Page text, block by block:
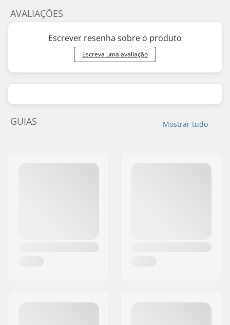
AVALIAÇÕES
Escrever resenha sobre o produto
Escreva uma avaliação
Mostrar tudo
GUIAS